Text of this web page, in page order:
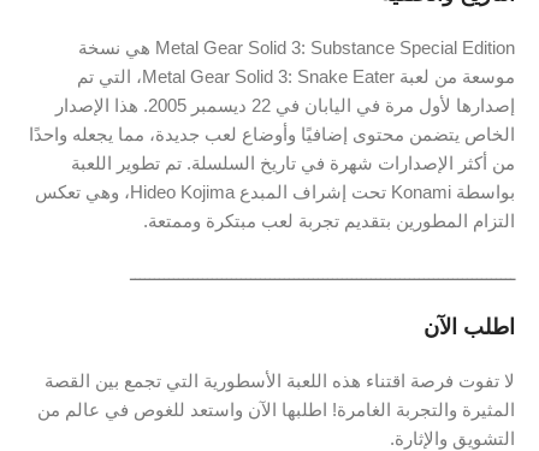
Metal Gear Solid 3: Substance Special Edition هي نسخة
موسعة من لعبة Metal Gear Solid 3: Snake Eater، التي تم
إصدارها لأول مرة في اليابان في 22 ديسمبر 2005. هذا الإصدار
الخاص يتضمن محتوى إضافيًا وأوضاع لعب جديدة، مما يجعله واحدًا
من أكثر الإصدارات شهرة في تاريخ السلسلة. تم تطوير اللعبة
بواسطة Konami تحت إشراف المبدع Hideo Kojima، وهي تعكس
التزام المطورين بتقديم تجربة لعب مبتكرة وممتعة.
ــــــــــــــــــــــــــــــــــــــــــــــــــــــــــــــــــــــــــــــــ
اطلب الآن
لا تفوت فرصة اقتناء هذه اللعبة الأسطورية التي تجمع بين القصة
المثيرة والتجربة الغامرة! اطلبها الآن واستعد للغوص في عالم من
التشويق والإثارة.